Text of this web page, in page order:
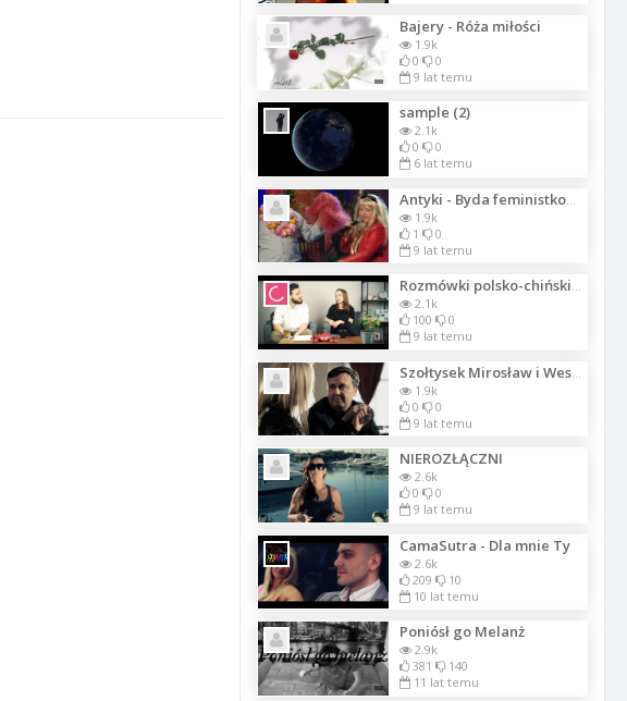
Bajery - Róża miłości
1.9k
0
0
9 lat temu
sample (2)
2.1k
0
0
6 lat temu
1.9k
1
0
9 lat temu
Rozmówki polsko-chińskie z Olgą
2.1k
100
0
9 lat temu
1.9k
0
0
9 lat temu
NIEROZŁĄCZNI
2.6k
0
0
9 lat temu
CamaSutra - Dla mnie Ty
2.6k
209
10
10 lat temu
Poniósł go Melanż
2.9k
381
140
11 lat temu